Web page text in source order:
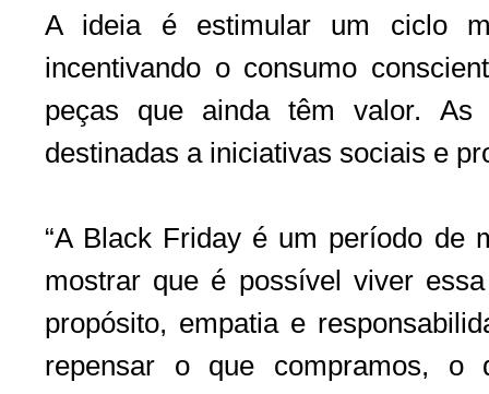
A ideia é estimular um ciclo
incentivando o consumo
peças que ainda têm valor. As
destinadas a iniciativas sociais e
“A Black Friday é um período de
mostrar que é possível viver
propósito, empatia e
repensar o que compramos,